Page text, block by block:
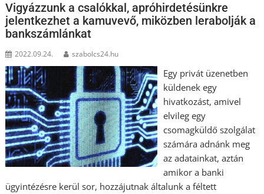
Vigyázzunk a csalókkal, apróhirdetésünkre
jelentkezhet a kamuvevő, miközben lerabolják a
bankszámlánkat
2022.09.24. szabolcs24.hu
Egy privát üzenetben
küldenek egy
hivatkozást, amivel
elvileg egy
csomagküldő szolgálat
számára adnánk meg
az adatainkat, aztán
amikor a banki
ügyintézésre kerül sor, hozzájutnak általunk a féltett